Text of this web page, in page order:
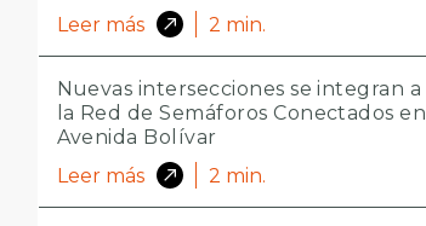
Leer más
2 min.
Nuevas intersecciones se integran a
la Red de Semáforos Conectados en
Avenida Bolívar
Leer más
2 min.